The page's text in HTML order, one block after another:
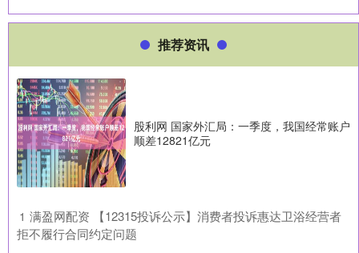
推荐资讯
股利网 国家外汇局：一季度，我国经常账户
顺差12821亿元
1 ​满盈网配资 【12315投诉公示】消费者投诉惠达卫浴经营者
拒不履行合同约定问题